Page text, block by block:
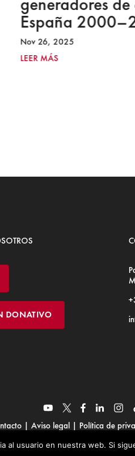
España
Nov 26, 2025
LEER MÁS
DONATIVO
|Aviso legal | Política de
© Fundación
al usuario en nuestra web. Si